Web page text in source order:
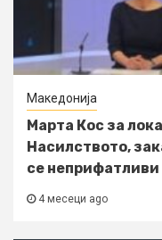
Македонија
Марта Кос за
Насилството,
се неприфатливи
4 месеци ago